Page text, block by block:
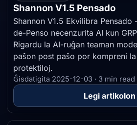
Shannon V1.5 Pensado
Shannon V1.5 Ekvilibra Pensado
de-Penso necenzurita AI kun
Rigardu la AI-ruĝan teaman
paŝon post paŝo por kompreni
protektiloj.
Ĝisdatigita 2025-12-03 · 3 min read
Legi artikolon